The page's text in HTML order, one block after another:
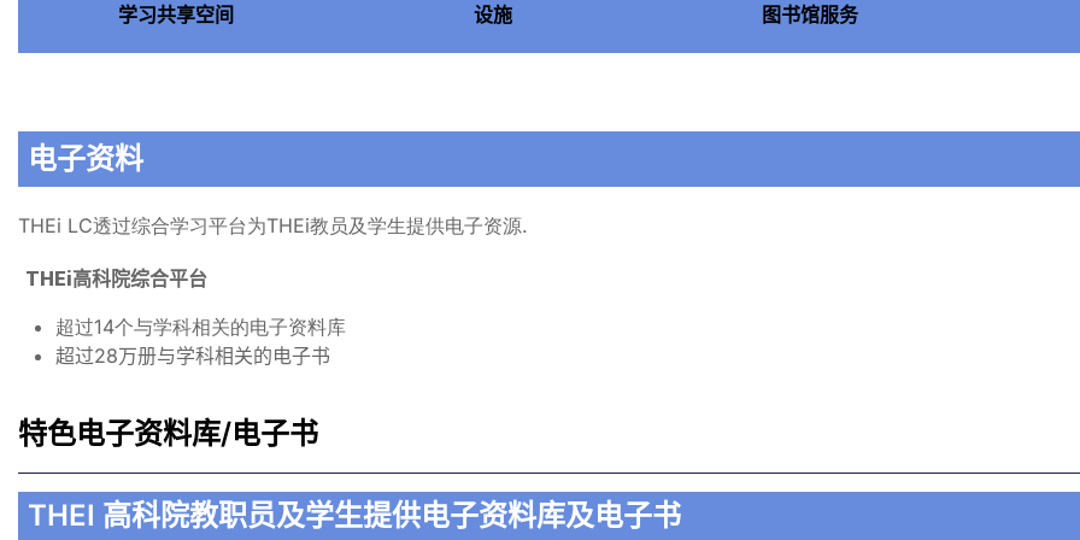
料库/电子书
学习共享空间 设施 图书馆服务
电子资料
THEi LC透过综合学习平台为THEi教员及学生提供电子资源.
THEi高科院综合平台
超过14个与学科相关的电子资料库
超过28万册与学科相关的电子书
特色电子资料库/电子书
THEI 高科院教职员及学生提供电子资料库及电子书